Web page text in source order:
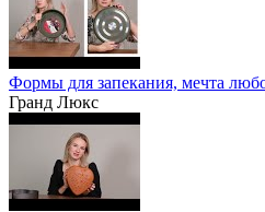
Формы для запекания, мечта
Гранд Люкс